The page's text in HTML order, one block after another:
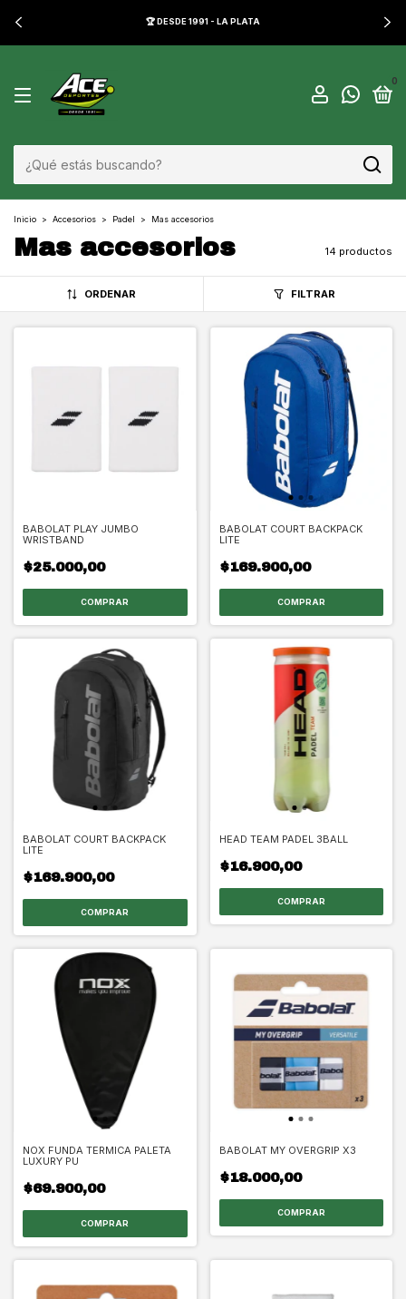
🏆 DESDE 1991 - LA PLATA
0
Inicio > Accesorios > Padel > Mas accesorios
Mas accesorios 14 productos
ORDENAR FILTRAR
BABOLAT PLAY JUMBO
WRISTBAND
$25.000,00
BABOLAT COURT BACKPACK
LITE
$169.900,00
BABOLAT COURT BACKPACK
LITE
$169.900,00
HEAD TEAM PADEL 3BALL
$16.900,00
NOX FUNDA TERMICA PALETA
LUXURY PU
$69.900,00
BABOLAT MY OVERGRIP X3
$18.000,00